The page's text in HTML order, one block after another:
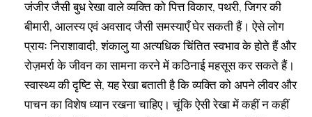
जंजीर जैसी बुध रेखा वाले व्यक्ति को पित्त विकार, पथरी, जिगर की
बीमारी, आलस्य एवं अवसाद जैसी समस्याएँ घेर सकती हैं। ऐसे लोग
प्रायः निराशावादी, शंकालु या अत्यधिक चिंतित स्वभाव के होते हैं और
रोज़मर्रा के जीवन का सामना करने में कठिनाई महसूस कर सकते हैं।
स्वास्थ्य की दृष्टि से, यह रेखा बताती है कि व्यक्ति को अपने लीवर और
पाचन का विशेष ध्यान रखना चाहिए। चूंकि ऐसी रेखा में कहीं न कहीं